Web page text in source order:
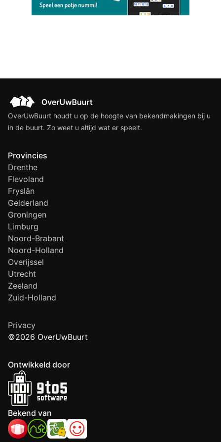
OverUwBuurt houdt u op de hoogte van bekendmakingen bij u
in de buurt. Zo weet u altijd wat er speelt.
Provincies
Drenthe
Flevoland
Fryslân
Gelderland
Groningen
Limburg
Noord-Brabant
Noord-Holland
Overijssel
Utrecht
Zeeland
Zuid-Holland
Privacy
©2026 OverUwBuurt
Ontwikkeld door
Bekend van